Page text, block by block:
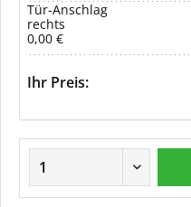
Tür-Anschlag
rechts
0,00 €
Ihr Preis: